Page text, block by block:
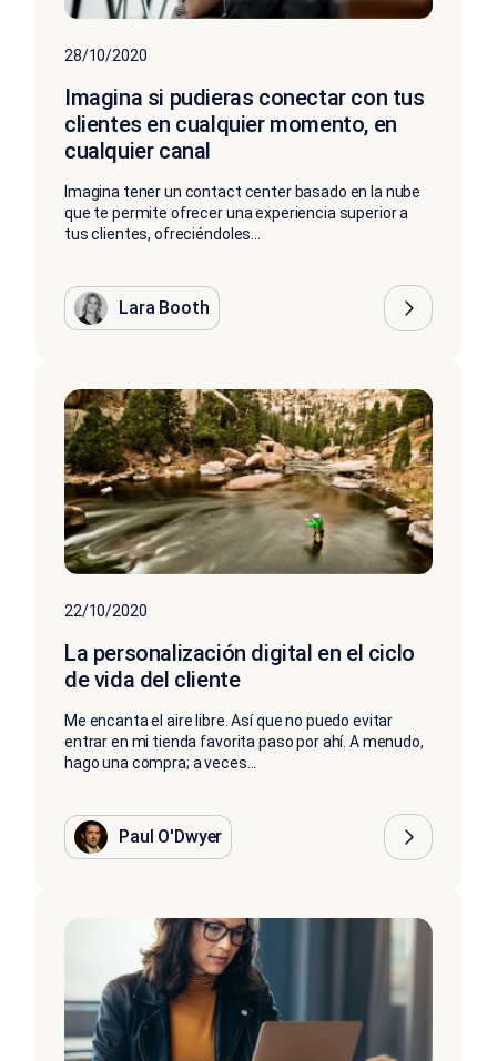
28/10/2020
Imagina si pudieras conectar con tus
clientes en cualquier momento, en
cualquier canal
Imagina tener un contact center basado en la nube
que te permite ofrecer una experiencia superior a
tus clientes, ofreciéndoles...
Lara Booth
22/10/2020
La personalización digital en el ciclo
de vida del cliente
Me encanta el aire libre. Así que no puedo evitar
entrar en mi tienda favorita paso por ahí. A menudo,
hago una compra; a veces...
Paul O'Dwyer